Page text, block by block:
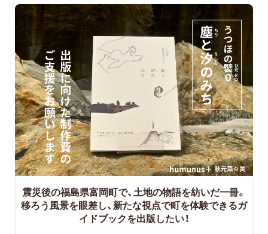
震災後の福島県富岡町で、土地の物語を紡いだ一冊。
移ろう風景を眼差し、新たな視点で町を体験できるガ
イドブックを出版したい！